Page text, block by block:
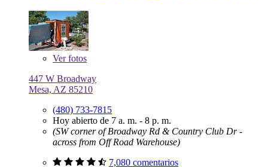
Verfotos
447 W Broadway
Mesa, AZ 85210
(480) 733-7815
Hoy abierto de 7 a. m. - 8 p. m.
(SW corner of Broadway Rd & Country Club Dr -
across from Off Road Warehouse)
7,080 comentarios